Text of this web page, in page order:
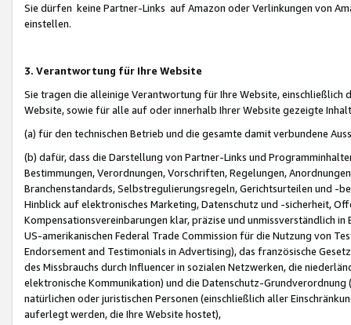
Sie dürfen keine Partner-Links auf Amazon oder Verlinkungen von
einstellen.
3. Verantwortung für Ihre Website
Sie tragen die alleinige Verantwortung für Ihre Website,
Website, sowie für alle auf oder innerhalb Ihrer Website gezeigte
(a) für den technischen Betrieb und die gesamte damit verbundene
(b) dafür, dass die Darstellung von Partner-Links und
Bestimmungen, Verordnungen, Vorschriften, Regelungen,
Branchenstandards, Selbstregulierungsregeln, Gerichtsurteilen und -
Hinblick auf elektronisches Marketing, Datenschutz und -sicherheit,
Kompensationsvereinbarungen klar, präzise und unmissverständlich
US-amerikanischen Federal Trade Commission für die Nutzung von
Endorsement and Testimonials in Advertising), das französische
des Missbrauchs durch Influencer in sozialen Netzwerken, die
elektronische Kommunikation) und die Datenschutz-
natürlichen oder juristischen Personen (einschließlich aller
auferlegt werden, die Ihre Website hostet),